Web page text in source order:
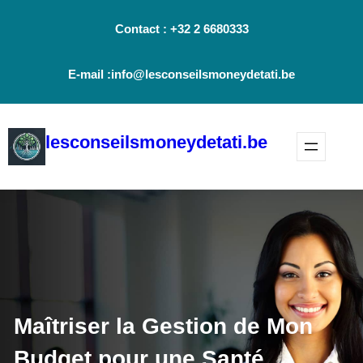
Contact : +32 2 6680333
E-mail :info@lesconseilsmoneydetati.be
lesconseilsmoneydetati.be
Maîtriser la Gestion de Mon